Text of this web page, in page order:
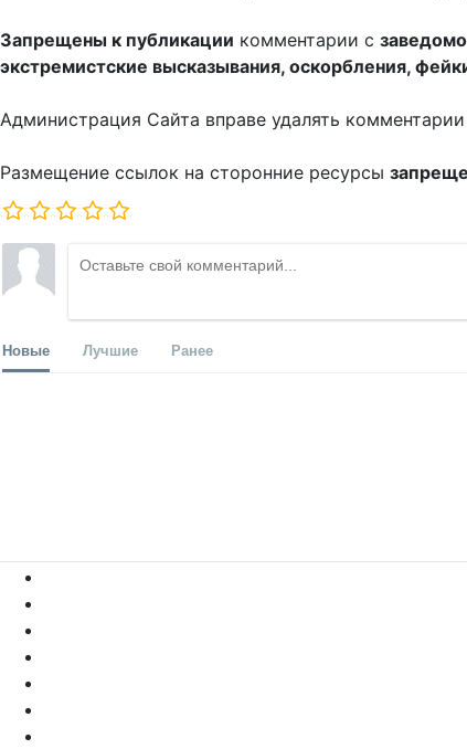
Запрещены к публикации комментарии с
экстремистские высказывания, оскорбления,
Администрация Сайта вправе удалять
Размещение ссылок на сторонние ресурсы
Новые Лучшие Ранее